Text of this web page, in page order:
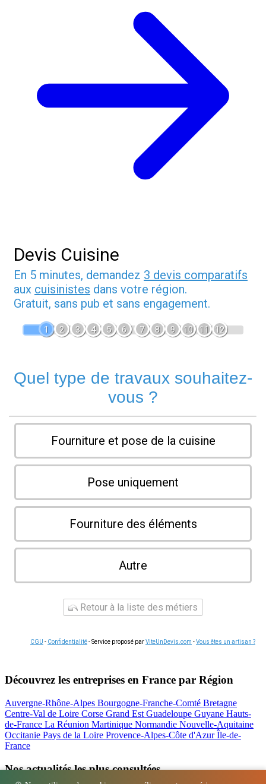
Devis Cuisine
En 5 minutes, demandez 3 devis comparatifs
aux cuisinistes dans votre région.
Gratuit, sans pub et sans engagement.
1 2 3 4 5 6 7 8 9 10 11 12
Quel type de travaux souhaitez-
vous ?
Fourniture et pose de la cuisine
Pose uniquement
Fourniture des éléments
Autre
Retour à la liste des métiers
CGU - Confidentialité- Service proposé parViteUnDevis.com -Vous êtes un artisan ?
Découvrez les entreprises en France par Région
Auvergne-Rhône-Alpes Bourgogne-Franche-Comté Bretagne
Centre-Val de Loire Corse Grand Est Guadeloupe Guyane Hauts-
de-France La Réunion Martinique Normandie Nouvelle-Aquitaine
Occitanie Pays de la Loire Provence-Alpes-Côte d'AzurÎle-de-
France
Nos actualités les plus consultées